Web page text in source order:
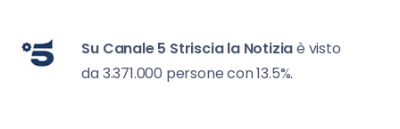
Su Canale 5 Striscia la Notiziaè visto
da 3.371.000 persone con 13.5%.